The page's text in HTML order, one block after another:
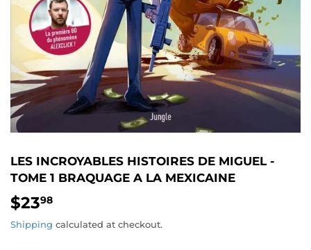
LES INCROYABLES HISTOIRES DE MIGUEL -
TOME 1 BRAQUAGE A LA MEXICAINE
$2398
Shipping calculated at checkout.